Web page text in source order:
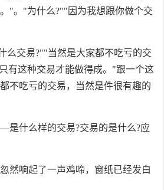
"。"为什么?""因为我想跟你做个交
么交易?""当然是大家都不吃亏的交
有这种交易才能做得成。"跟一个这
不吃亏的交易，当然是件很有趣的
什么样的交易?交易的是什么?应
然响起了一声鸡啼，窗纸已经发白